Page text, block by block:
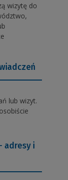
wizytę do
lub wizyt.
adresy i